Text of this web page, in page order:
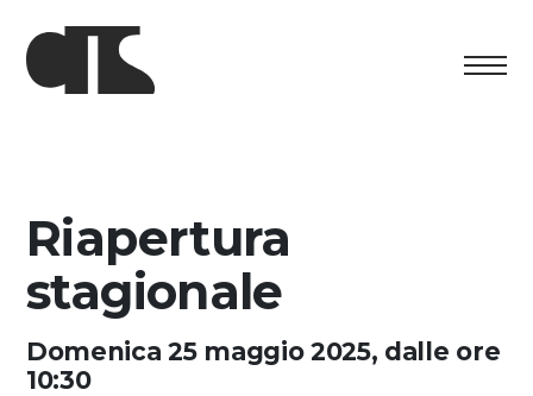
Cultural program
Artists in Residence
Riapertura
stagionale
Domenica 25 maggio 2025, dalle ore
10:30